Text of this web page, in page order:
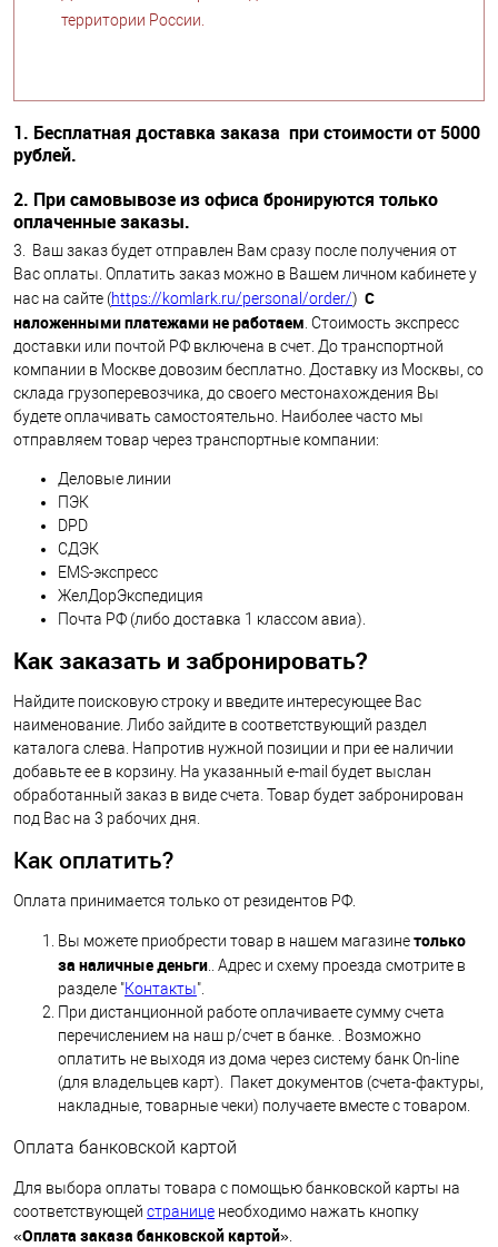
территории России.
1. Бесплатная доставка заказа при стоимости от 5000
рублей.
2. Присамовывозеиз офиса бронируются только
оплаченные заказы.
3. Ваш заказ будет отправлен Вам сразу после получения от
Вас оплаты. Оплатить заказ можно в Вашем личном кабинете у
нас на сайте (https://komlark.ru/personal/order/) С
наложенными платежами не работаем . Стоимость экспресс
доставки или почтой РФ включена в счет. До транспортной
компании в Москве довозим бесплатно. Доставку из Москвы, со
склада грузоперевозчика, до своего местонахождения Вы
будете оплачивать самостоятельно. Наиболее часто мы
отправляем товар через транспортные компании:
Деловые линии
ПЭК
DPD
СДЭК
EMS-экспресс
ЖелДорЭкспедиция
Почта РФ (либо доставка 1 классом авиа).
Как заказать и забронировать?
Найдите поисковую строку и введите интересующее Вас
наименование. Либо зайдите в соответствующий раздел
каталога слева. Напротив нужной позиции и при ее наличии
добавьте ее в корзину. На указанный e-mail будет выслан
обработанный заказ в виде счета. Товар будет забронирован
под Вас на 3 рабочих дня.
Как оплатить?
Оплата принимается только от резидентов РФ.
Вы можете приобрести товар в нашем магазинетолько
за наличные деньги .. Адрес и схему проезда смотрите в
разделе "Контакты".
При дистанционной работе оплачиваете сумму счета
перечислением на наш р/счет в банке. . Возможно
оплатить не выходя из дома через систему банк On-line
(для владельцев карт). Пакет документов (счета-фактуры,
накладные, товарные чеки) получаете вместе с товаром.
Оплата банковской картой
Для выбора оплаты товара с помощью банковской карты на
соответствующей странице необходимо нажать кнопку
«Оплата заказа банковской картой».